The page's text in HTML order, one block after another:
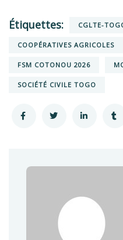
Étiquettes: CGLTE-
COOPÉRATIVES AGRICOLES
FSM COTONOU 2026
SOCIÉTÉ CIVILE TOGO